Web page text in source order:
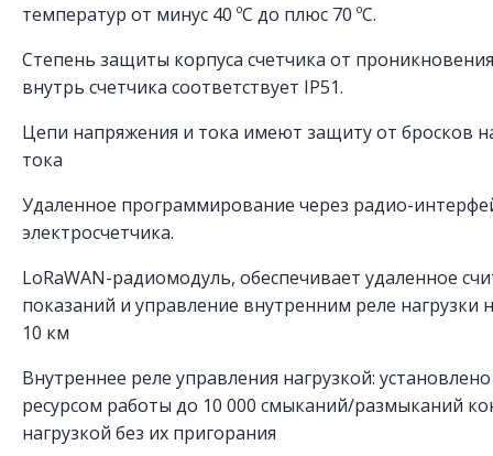
температур от минус 40 ºС до плюс 70 ºС.
Степень защиты корпуса счетчика от
внутрь счетчика соответствует IP51.
Цепи напряжения и тока имеют защиту от бросков
тока
Удаленное программирование через радио-
электросчетчика.
LoRaWAN-радиомодуль, обеспечивает удаленное
показаний и управление внутренним реле нагрузки
10 км
Внутреннее реле управления нагрузкой:
ресурсом работы до 10 000 смыканий/размыканий
нагрузкой без их пригорания